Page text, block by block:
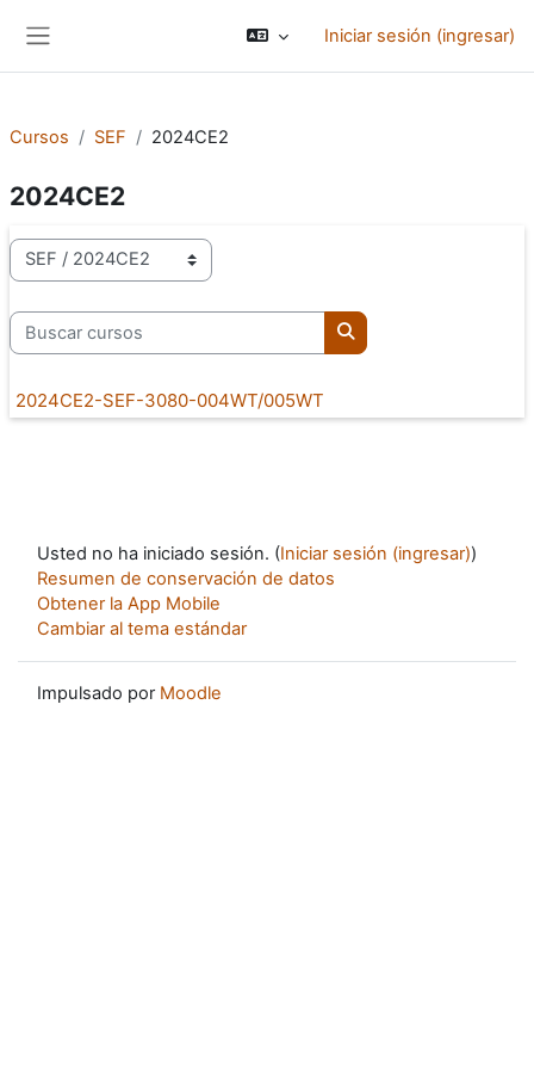
Iniciar sesión (ingresar)
Cursos SEF 2024CE2
2024CE2
Categorías
Buscar cursos
Buscar cursos
2024CE2-SEF-3080-004WT/005WT
Usted no ha iniciado sesión. (Iniciar sesión (ingresar))
Resumen de conservación de datos
Obtener la App Mobile
Cambiar al tema estándar
Impulsado por Moodle